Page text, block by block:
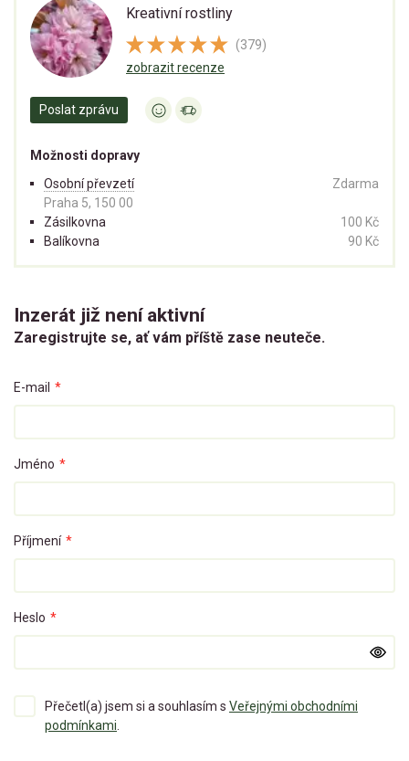
Kreativní rostliny
(379)
zobrazit recenze
Poslat zprávu
Možnosti dopravy
Osobní převzetí
Praha 5, 150 00
Zdarma
Zásilkovna
100 Kč
Balíkovna
90 Kč
Inzerát již není aktivní
Zaregistrujte se, ať vám příště zase neuteče.
E-mail *
Jméno *
Příjmení *
Heslo *
Přečetl(a) jsem si a souhlasím s Veřejnými obchodními
podmínkami.